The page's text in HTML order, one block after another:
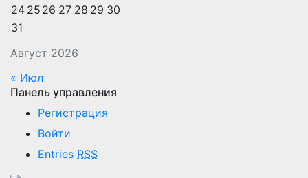
Август 2026
24 25 26 27 28 29 30
31
« Июл
Панель управления
Регистрация
Войти
Entries RSS